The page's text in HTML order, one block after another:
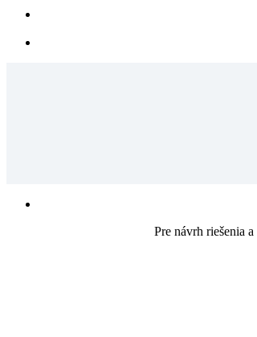
Pre návrh riešenia